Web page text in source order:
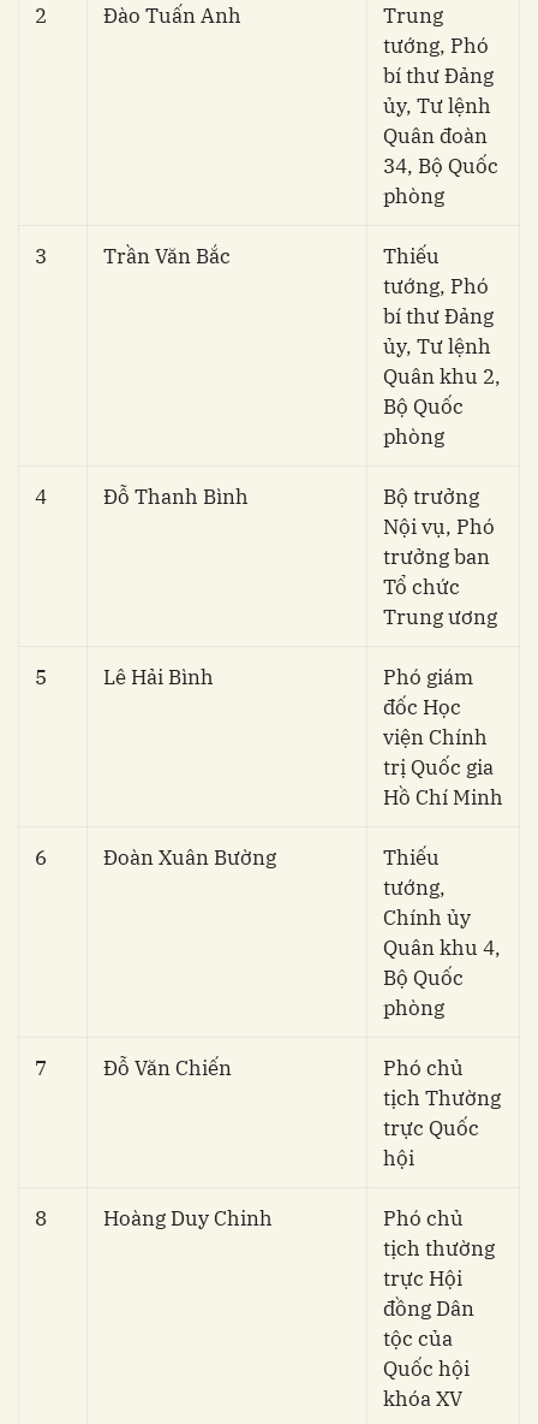
2 Đào Tuấn Anh
Trung
tướng, Phó
bí thư Đảng
ủy, Tư lệnh
Quân đoàn
34, Bộ Quốc
phòng
3 Trần Văn Bắc
Thiếu
tướng, Phó
bí thư Đảng
ủy, Tư lệnh
Quân khu 2,
Bộ Quốc
phòng
4 Đỗ Thanh Bình
Bộ trưởng
Nội vụ, Phó
trưởng ban
Tổ chức
Trung ương
5 Lê Hải Bình
Phó giám
đốc Học
viện Chính
trị Quốc gia
Hồ Chí Minh
6 Đoàn Xuân Bường
Thiếu
tướng,
Chính ủy
Quân khu 4,
Bộ Quốc
phòng
7 Đỗ Văn Chiến
Phó chủ
tịch Thường
trực Quốc
hội
8 Hoàng Duy Chinh
Phó chủ
tịch thường
trực Hội
đồng Dân
tộc của
Quốc hội
khóa XV